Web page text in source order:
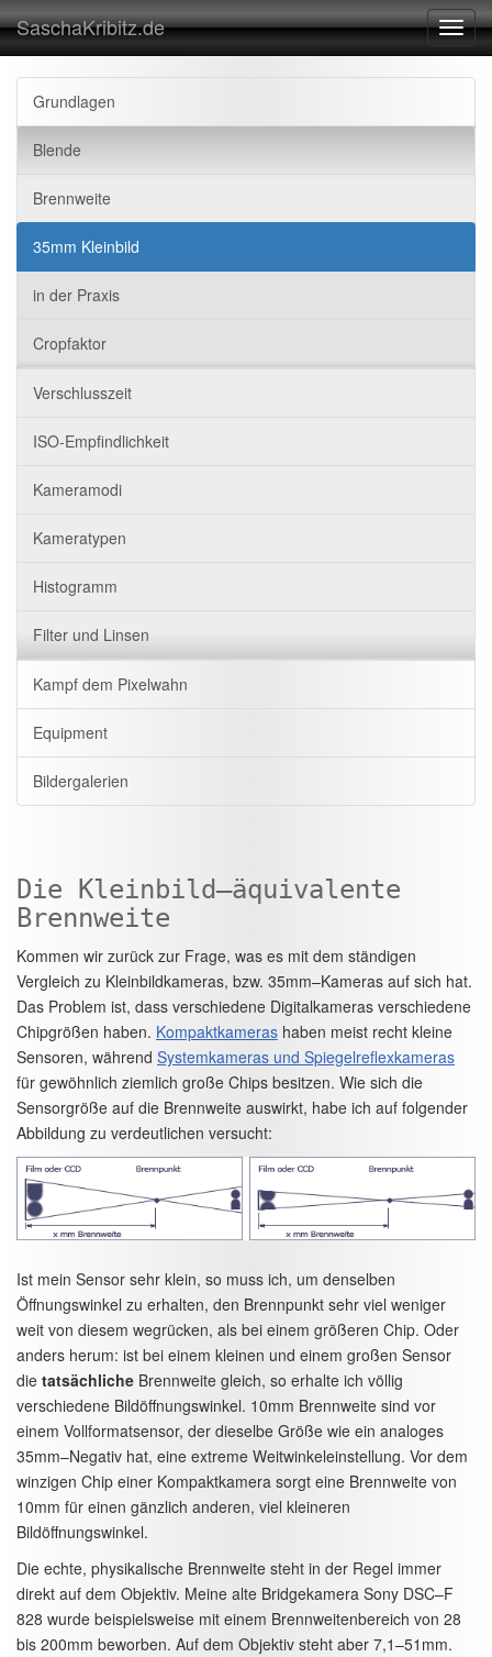
SaschaKribitz.de
Grundlagen
Blende
Brennweite
35mm Kleinbild
in der Praxis
Cropfaktor
Verschlusszeit
ISO-Empfindlichkeit
Kameramodi
Kameratypen
Histogramm
Filter und Linsen
Kampf dem Pixelwahn
Equipment
Bildergalerien
Die Kleinbild–äquivalente
Brennweite
Kommen wir zurück zur Frage, was es mit dem ständigen
Vergleich zu Kleinbildkameras, bzw. 35mm–Kameras auf sich hat.
Das Problem ist, dass verschiedene Digitalkameras verschiedene
Chipgrößen haben. Kompaktkameras haben meist recht kleine
Sensoren, während Systemkameras und Spiegelreflexkameras
für gewöhnlich ziemlich große Chips besitzen. Wie sich die
Sensorgröße auf die Brennweite auswirkt, habe ich auf folgender
Abbildung zu verdeutlichen versucht:
Ist mein Sensor sehr klein, so muss ich, um denselben
Öffnungswinkel zu erhalten, den Brennpunkt sehr viel weniger
weit von diesem wegrücken, als bei einem größeren Chip. Oder
anders herum: ist bei einem kleinen und einem großen Sensor
die tatsächliche Brennweite gleich, so erhalte ich völlig
verschiedene Bildöffnungswinkel. 10mm Brennweite sind vor
einem Vollformatsensor, der dieselbe Größe wie ein analoges
35mm–Negativ hat, eine extreme Weitwinkeleinstellung. Vor dem
winzigen Chip einer Kompaktkamera sorgt eine Brennweite von
10mm für einen gänzlich anderen, viel kleineren
Bildöffnungswinkel.
Die echte, physikalische Brennweite steht in der Regel immer
direkt auf dem Objektiv. Meine alte Bridgekamera Sony DSC–F
828 wurde beispielsweise mit einem Brennweitenbereich von 28
bis 200mm beworben. Auf dem Objektiv steht aber 7,1–51mm.